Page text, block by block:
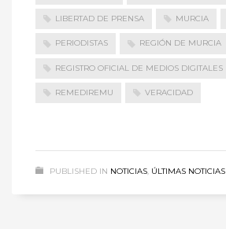
LIBERTAD DE PRENSA MURCIA
PERIODISTAS REGIÓN DE MURCIA
REGISTRO OFICIAL DE MEDIOS DIGITALES
REMEDIREMU VERACIDAD
PUBLISHED IN NOTICIAS, ÚLTIMAS NOTICIAS